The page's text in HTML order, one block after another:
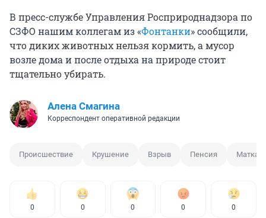
В пресс-службе Управления Росприроднадзора по
СЗФО нашим коллегам из «Фонтанки» сообщили,
что диких животных нельзя кормить, а мусор
возле дома и после отдыха на природе стоит
тщательно убирать.
Алена Смагина
Корреспондент оперативной редакции
Происшествие Крушение Взрыв Пенсия
0 0 0 0 0